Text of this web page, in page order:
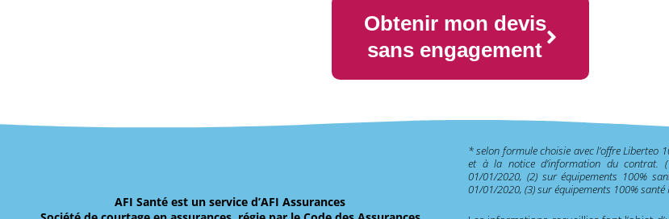
Obtenir mon devis
sans engagement
AFI Santé est un service d’AFI Assurances
* selon formule choisie avec l’offre Liberteo
et à la notice d’information du contrat.
01/01/2020, (2) sur équipements 100%
01/01/2020, (3) sur équipements 100%